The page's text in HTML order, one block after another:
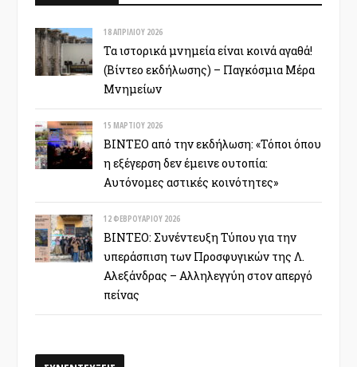
18 ΑΠΡΙΛΊΟΥ 2026
Τα ιστορικά μνημεία είναι κοινά αγαθά!
(Βίντεο εκδήλωσης) – Παγκόσμια Μέρα
Μνημείων
15 ΜΑΡΤΊΟΥ 2026
ΒΙΝΤΕΟ από την εκδήλωση: «Τόποι όπου
η εξέγερση δεν έμεινε ουτοπία:
Αυτόνομες αστικές κοινότητες»
12 ΦΕΒΡΟΥΑΡΊΟΥ 2026
ΒΙΝΤΕΟ: Συνέντευξη Τύπου για την
υπεράσπιση των Προσφυγικών της Λ.
Αλεξάνδρας – Αλληλεγγύη στον απεργό
πείνας